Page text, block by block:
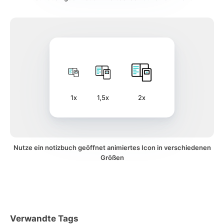
1x 1,5x 2x
Nutze ein notizbuch geöffnet animiertes Icon in verschiedenen
Größen
Verwandte Tags